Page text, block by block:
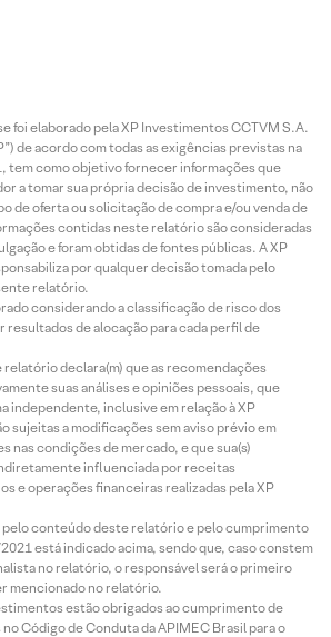
foi elaborado pela XP Investimentos CCTVM S.A.
de acordo com todas as exigências previstas na
tem como objetivo fornecer informações que
a tomar sua própria decisão de investimento, não
de oferta ou solicitação de compra e/ou venda de
contidas neste relatório são consideradas
e foram obtidas de fontes públicas. A XP
por qualquer decisão tomada pelo
relatório.
considerando a classificação de risco dos
resultados de alocação para cada perfil de
relatório declara(m) que as recomendações
suas análises e opiniões pessoais, que
independente, inclusive em relação à XP
sujeitas a modificações sem aviso prévio em
nas condições de mercado, e que sua(s)
influenciada por receitas
e operações financeiras realizadas pela XP
pelo conteúdo deste relatório e pelo cumprimento
está indicado acima, sendo que, caso constem
no relatório, o responsável será o primeiro
mencionado no relatório.
estão obrigados ao cumprimento de
Código de Conduta da APIMEC Brasil para o